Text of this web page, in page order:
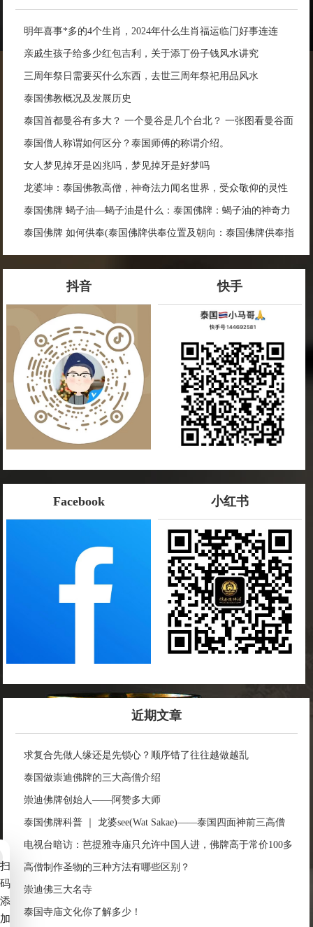
明年喜事*多的4个生肖，2024年什么生肖福运临门好事连连
亲戚生孩子给多少红包吉利，关于添丁份子钱风水讲究
三周年祭日需要买什么东西，去世三周年祭祀用品风水
泰国佛教概况及发展历史
泰国首都曼谷有多大？ 一个曼谷是几个台北？ 一张图看曼谷面
积与各大城市比较
泰国僧人称谓如何区分？泰国师傅的称谓介绍。
女人梦见掉牙是凶兆吗，梦见掉牙是好梦吗
龙婆坤：泰国佛教高僧，神奇法力闻名世界，受众敬仰的灵性
导师
泰国佛牌 蝎子油—蝎子油是什么：泰国佛牌：蝎子油的神奇力
量
泰国佛牌 如何供奉(泰国佛牌供奉位置及朝向：泰国佛牌供奉指
南)
抖音 快手
Facebook 小红书
近期文章
求复合先做人缘还是先锁心？顺序错了往往越做越乱
泰国做崇迪佛牌的三大高僧介绍
崇迪佛牌创始人——阿赞多大师
泰国佛牌科普 ｜ 龙婆see(Wat Sakae)——泰国四面神前三高僧
电视台暗访：芭提雅寺庙只允许中国人进，佛牌高于常价100多
倍！
高僧制作圣物的三种方法有哪些区别？
崇迪佛三大名寺
泰国寺庙文化你了解多少！
扫
码
添
加